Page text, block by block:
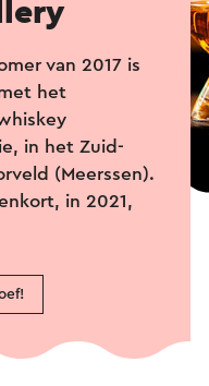
van 2017 is
het
in het Zuid-
(Meerssen).
in 2021,